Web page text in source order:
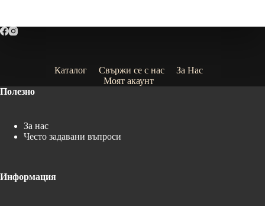
Каталог Свържи се с нас
За Нас
Моят акаунт
Полезно
За нас
Често задавани въпроси
Информация